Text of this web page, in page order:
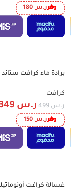
وفرر.س
-30%
كرافت
ر.س 499 ر.س 349
وفرر.س
-26%